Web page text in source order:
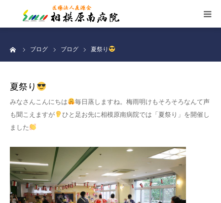
ブログ ブログ 夏祭り
夏祭り
みなさんこんにちは
毎日蒸しますね。梅雨明けもそろそろなんて声
も聞こえますが
ひと足お先に相模原南病院では「夏祭り」を開催し
ました
お知らせ
職員募集
個人情報保護